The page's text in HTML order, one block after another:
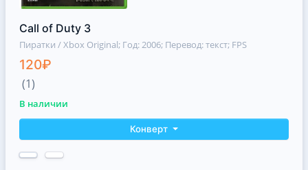
Call of Duty 3
Пиратки / Xbox Original; Год: 2006; Перевод: текст; FPS
120₽
(1)
В наличии
Конверт